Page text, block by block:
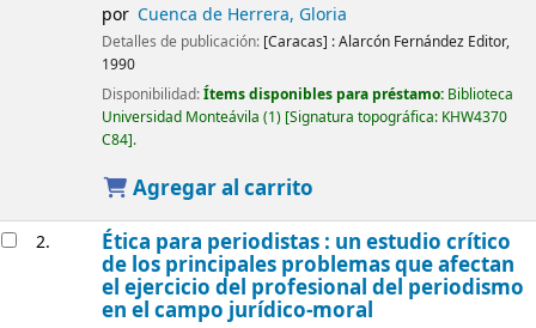
por Cuenca de Herrera, Gloria
Detalles de publicación: [Caracas] :Alarcón Fernández Editor,
1990
Disponibilidad:Ítems disponibles para préstamo: Biblioteca
Universidad Monteávila (1) Signatura topográfica: KHW4370
C84 .
Agregar al carrito
2. Ética para periodistas : un estudio crítico
de los principales problemas que afectan
el ejercicio del profesional del periodismo
en el campo jurídico-moral